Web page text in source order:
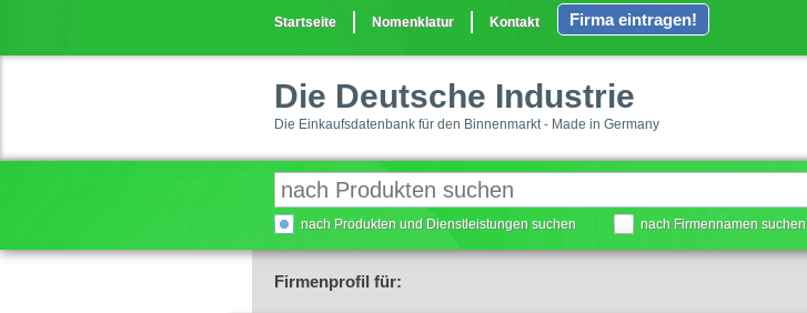
Startseite Nomenklatur Kontakt Firma eintragen!
Die Deutsche Industrie
Die Einkaufsdatenbank für den Binnenmarkt - Made in Germany
nach Produkten und Dienstleistungen suchen nach Firmennamen suchen
Firmenprofil für: